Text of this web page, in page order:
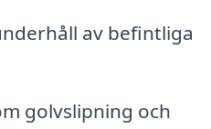
av befintliga
golvslipning och